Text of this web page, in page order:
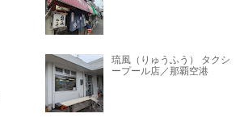
琉風（りゅうふう） タクシ
ープール店／那覇空港